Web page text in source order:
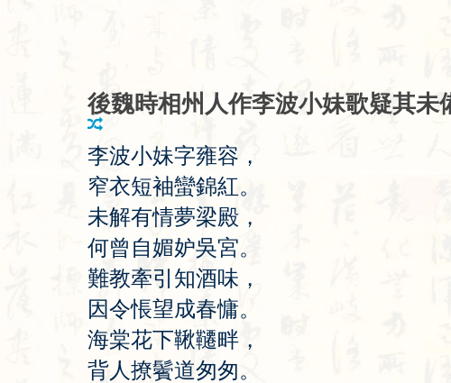
後魏時相州 人作李波小妹歌疑其未
李波小妹字雍容 ，
窄衣短袖蠻錦紅。
未解有情夢梁殿 ，
何曾 自媚妒吳宮。
難教牽引 知酒味 ，
因令悵望成春慵。
海棠花下鞦韆畔 ，
背人撩鬢道匆匆。